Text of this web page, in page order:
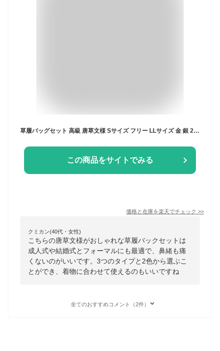
草履バッグセット 高級 唐草文様 Sサイズ フリー LLサイズ 金 銀 2色カラバリ 3タイプ 二枚芯 留袖・訪問着に最適【フリーサイズ】【成人式・結婚式・結納】【フォーマル】【ゴールド・シルバー 礼装 】バック ハイクラス 卒業袴 袴 痛くない鼻緒
この商品をサイトでみる
価格と在庫を楽天でチェック >>
クミカン(40代・女性)
こちらの唐草文様がおしゃれな草履バックセットは
成人式や結婚式とフォーマルにも最適で、鼻緒も痛
くないのがいいです。3つのタイプと2色から選ぶこ
とができ、着物に合わせて使えるのもいいですね
全てのおすすめコメント（2件）